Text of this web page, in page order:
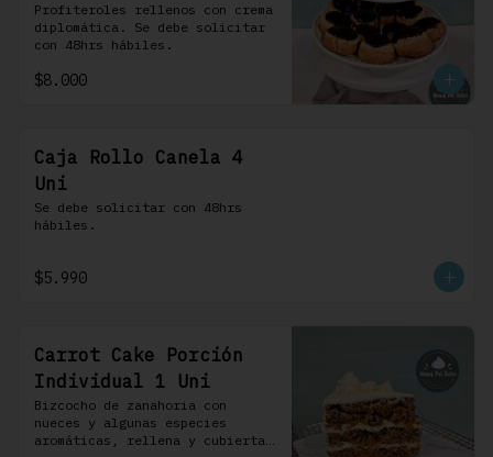
Profiteroles rellenos con crema
diplomática. Se debe solicitar
con 48hrs hábiles.
$8.000
Caja Rollo Canela 4
Uni
Se debe solicitar con 48hrs
hábiles.
$5.990
Carrot Cake Porción
Individual 1 Uni
Bizcocho de zanahoria con
nueces y algunas especies
aromáticas, rellena y cubierta